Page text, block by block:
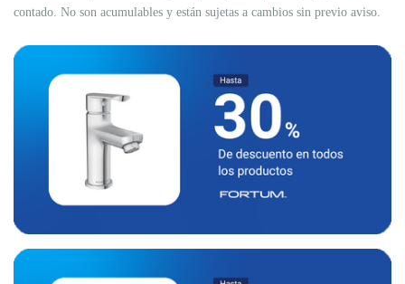
contado. No son acumulables y están sujetas a cambios sin previo aviso.